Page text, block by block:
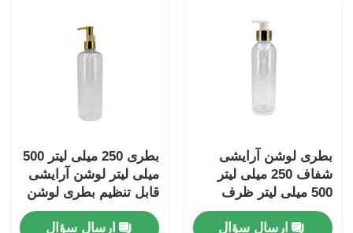
بطری لوشن آرایشی
شفاف 250 میلی لیتر
500 میلی لیتر ظرف
بسته بندی آرایشی
ارسال سؤال
بطری 250 میلی لیتر 500
میلی لیتر لوشن آرایشی
قابل تنظیم بطری لوشن
شفاف با سر پمپ طلایی
ارسال سؤال